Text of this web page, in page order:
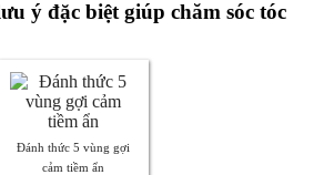
ý đặc biệt giúp chăm sóc tóc
Đánh thức 5 vùng gợi
cảm tiềm ẩn